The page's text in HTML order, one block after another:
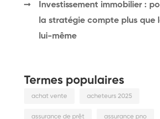
Investissement immobilier :
la stratégie compte plus que
lui-même
Termes populaires
achat vente acheteurs 2025
assurance de prêt assurance pno